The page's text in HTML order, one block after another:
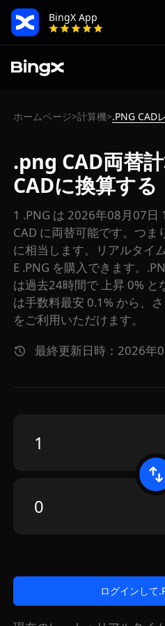
BingX App
ホームページ>計算機> .PNG CAD
.png CAD両替
CADに換算する
1 .PNG は 2026年08月07日
CAD に両替可能です。つま
に相当します。リアルタイ
E .PNG を購入できます。
は過去24時間で 上昇 0% と
は手数料最安 0.1% から、
をご利用いただけます。
最終更新日時：2026年
ログインして